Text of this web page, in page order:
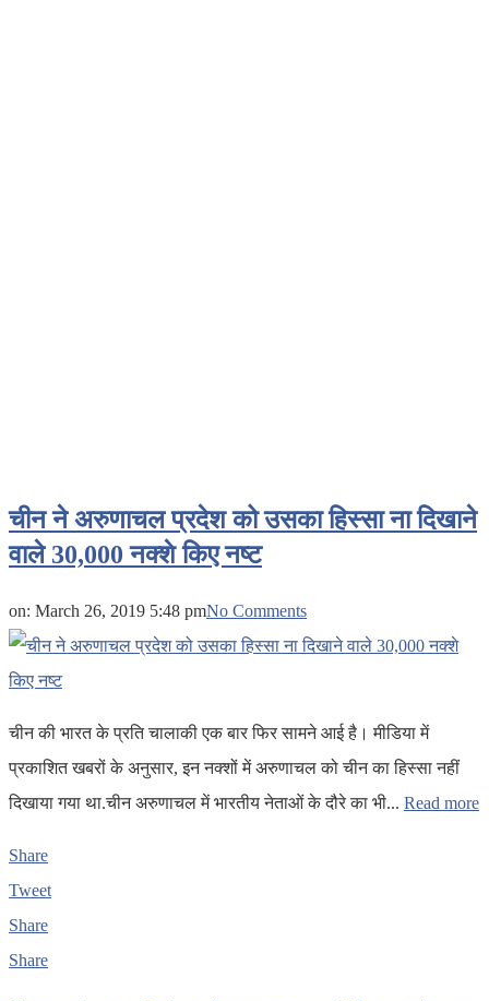
चीन ने अरुणाचल प्रदेश को उसका हिस्सा ना दिखाने
वाले 30,000 नक्शे किए नष्ट
on: March 26, 2019 5:48 pmNo Comments
चीन की भारत के प्रति चालाकी एक बार फिर सामने आई है। मीडिया में
प्रकाशित खबरों के अनुसार, इन नक्शों में अरुणाचल को चीन का हिस्सा नहीं
दिखाया गया था.चीन अरुणाचल में भारतीय नेताओं के दौरे का भी... Read more
Share
Tweet
Share
Share